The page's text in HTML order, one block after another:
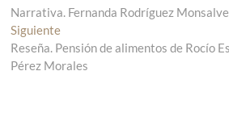
a
v
e
n
t
r
a
Narrativa. Fernanda Rodríguez Monsalve
Siguiente
n
t
Reseña. Pensión de alimentos de Rocío
Pérez Morales